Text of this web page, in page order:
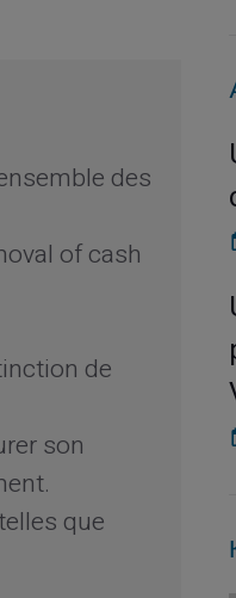
des
of cash
de
son
que